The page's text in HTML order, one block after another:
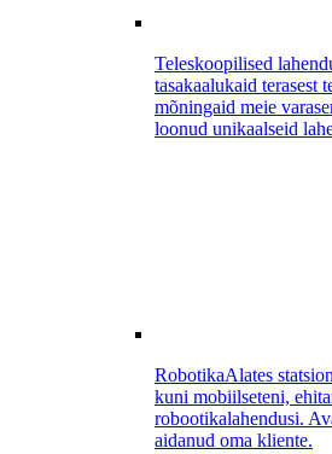
Teleskoopilised
tasakaalukaid terasest
mõningaid meie
loonud unikaalseid
RobotikaAlates
kuni mobiilseteni,
robootikalahendusi.
aidanud oma kliente.